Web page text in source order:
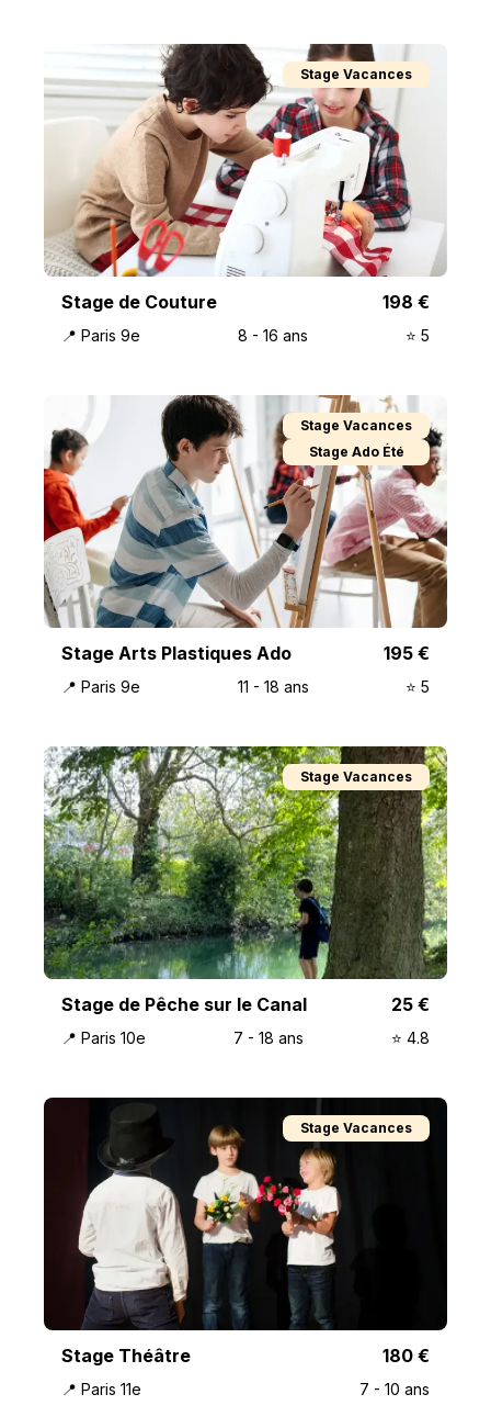
Stage Vacances
Stage de Couture 198 €
📍 Paris 9e 8 - 16 ans ⭐️ 5
Stage Vacances
Stage Ado Été
Stage Arts Plastiques Ado 195 €
📍 Paris 9e 11 - 18 ans ⭐️ 5
Stage Vacances
Stage de Pêche sur le Canal 25 €
📍 Paris 10e 7 - 18 ans ⭐️ 4.8
Stage Vacances
Stage Théâtre 180 €
📍 Paris 11e 7 - 10 ans